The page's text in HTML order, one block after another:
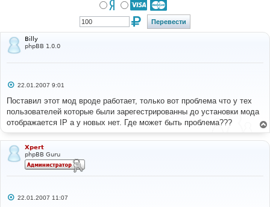
Billy
phpBB 1.0.0
С
о
б
щ
е
н
и
е
22.01.2007 9:01
Поставил этот мод вроде работает, только вот проблема что у тех
пользователей которые были зарегестрированны до установки мода
отображается IP а у новых нет. Где может быть проблема???
Xpert
phpBB Guru
С22.01.2007 11:07